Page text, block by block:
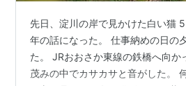
先日、淀川の岸で見かけた白い猫
年の話になった。 仕事納めの日の
た。 JRおおさか東線の鉄橋へ向か
茂みの中でカサカサと音がした。